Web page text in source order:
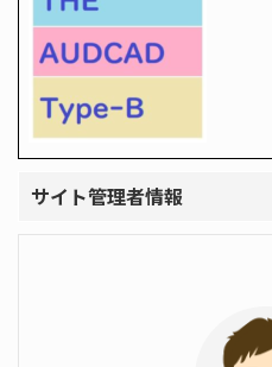
サイト管理者情報